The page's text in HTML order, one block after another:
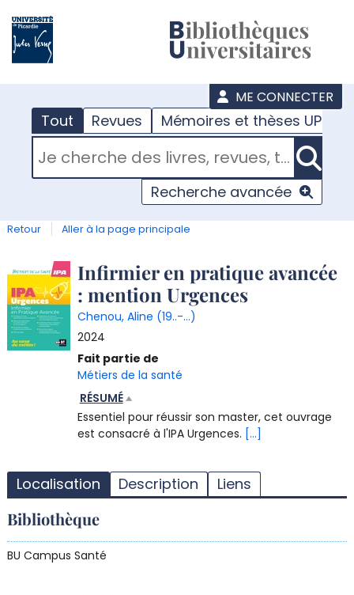
ME CONNECTER
Tout Revues Mémoires et thèses UPJV
RECHERCHER DANS "TOUT"
Recherche avancée
Retour Aller à la page principale
Détail
document
Infirmier en pratique avancée
: mention Urgences
Chenou, Aline (19..-...)
2024
Fait partie de
Métiers de la santé
RÉSUMÉ
Essentiel pour réussir son master, cet ouvrage
est consacré à l'IPA Urgences. [...]
Localisation Description Liens
Bibliothèque
BU Campus Santé